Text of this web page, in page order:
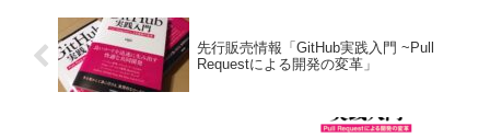
先行販売情報「GitHub実践入門 ~Pull
Requestによる開発の変革」